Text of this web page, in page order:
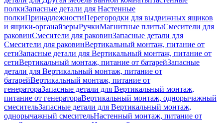
полкиЗапасные детали для Настенные
полкиПринадлежностиПерегородки для выдвижных ящиков
и ящики-органайзерыРучкиМагнитные плитыСмесители для
раковинСмесители для раковинЗапасные детали для
Смесители для раковинВертикальный монтаж, питание от
сетиЗапасные детали для Вертикальный монтаж, питание от
сетиВертикальный монтаж, питание от батарейЗапасные
детали для Вертикальный монтаж, питание от
батарейВертикальный монтаж, питание от
генератораЗапасные детали для Вертикальный монтаж,
питание от генератораВертикальный монтаж, однорычажный
смесительЗапасные детали для Вертикальный монтаж,
однорычажный смесительНастенный монтаж, питание от